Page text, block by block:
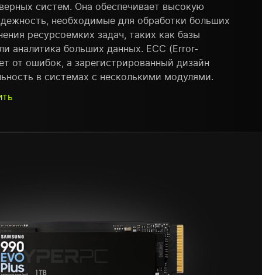
систем. Она обеспечивает высокую
необходимые для обработки больших
ресурсоемких задач, таких как базы
аналитика больших данных. ECC (Error-
от ошибок, а зарегистрированный дизайн
в системах с несколькими модулями.